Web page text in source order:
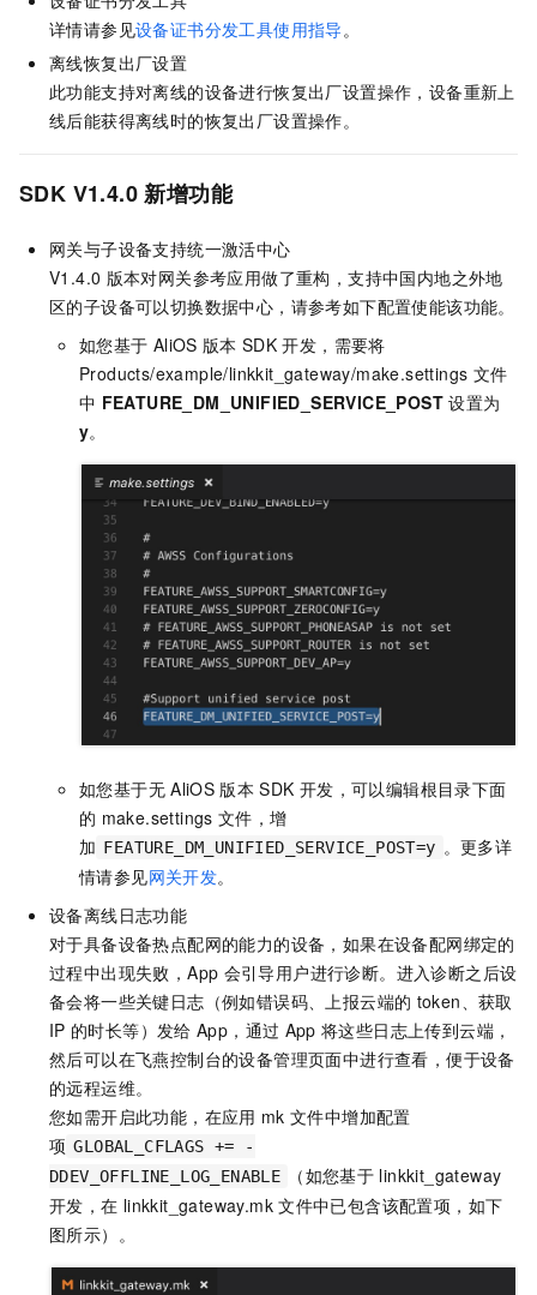
详情请参见设备证书分发工具使用指导 。
离线恢复出厂设置
此功能支持对离线的设备进行恢复出厂设置操作，设备重新上
线后能获得离线时的恢复出厂设置操作。
SDK V1.4.0 新增功能
网关与子设备支持统一激活中心
V1.4.0 版本对网关参考应用做了重构，支持中国内地之外地
区的子设备可以切换数据中心，请参考如下配置使能该功能。
如您基于 AliOS 版本 SDK 开发，需要将
Products/example/linkkit_gateway/make.settings 文件
中 FEATURE_DM_UNIFIED_SERVICE_POST 设置为
y。
如您基于无 AliOS 版本 SDK 开发，可以编辑根目录下面
的 make.settings 文件，增
加 FEATURE_DM_UNIFIED_SERVICE_POST=y 。更多详
情请参见网关开发。
设备离线日志功能
对于具备设备热点配网的能力的设备，如果在设备配网绑定的
过程中出现失败，App 会引导用户进行诊断。进入诊断之后设
备会将一些关键日志（例如错误码、上报云端的 token、获取
IP 的时长等）发给 App，通过 App 将这些日志上传到云端，
然后可以在飞燕控制台的设备管理页面中进行查看，便于设备
的远程运维。
您如需开启此功能，在应用 mk 文件中增加配置
项 GLOBAL_CFLAGS += -
DDEV_OFFLINE_LOG_ENABLE
（如您基于 linkkit_gateway
开发，在 linkkit_gateway.mk 文件中已包含该配置项，如下
图所示）。